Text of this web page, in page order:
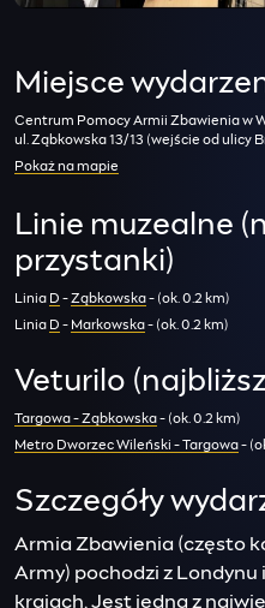
Miejsce
Centrum Pomocy Armii Zbawienia w
ul. Ząbkowska 13/13 (wejście od ulicy
Pokaż na mapie
Linie muzealne
przystanki)
Linia D -Ząbkowska- (ok. 0.2 km)
Linia D - Markowska- (ok. 0.2 km)
Veturilo
Targowa - Ząbkowska- (ok. 0.2 km)
Metro Dworzec Wileński - Targowa-
Szczegóły
Armia Zbawienia (często
Army) pochodzi z Londynu
krajach. Jest jedną z